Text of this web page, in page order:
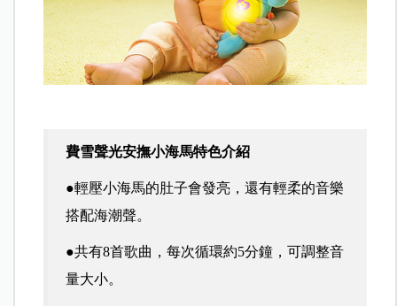
費雪聲光安撫小海馬特色介紹
●輕壓小海馬的肚子會發亮，還有輕柔的音樂
搭配海潮聲。
●共有8首歌曲，每次循環約5分鐘，可調整音
量大小。